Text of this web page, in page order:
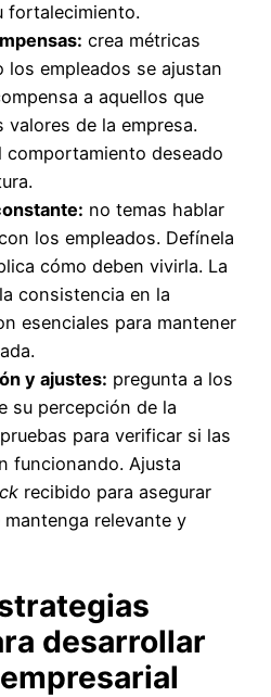
fortalecimiento.
crea métricas
los empleados se ajustan
a aquellos que
valores de la empresa.
comportamiento deseado
no temas hablar
los empleados. Defínela
cómo deben vivirla. La
consistencia en la
esenciales para mantener
y ajustes: pregunta a los
su percepción de la
para verificar si las
funcionando. Ajusta
recibido para asegurar
relevante y
desarrollar